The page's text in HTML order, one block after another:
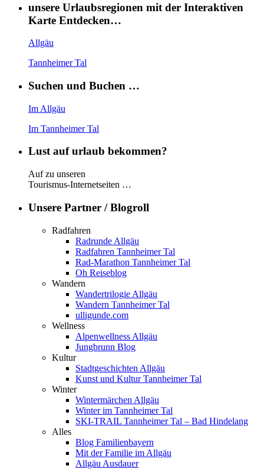
unsere Urlaubsregionen mit der Interaktiven
Karte Entdecken…
Allgäu
Tannheimer Tal
Suchen und Buchen …
Im Allgäu
Im Tannheimer Tal
Lust auf urlaub bekommen?
Auf zu unseren
Tourismus-Internetseiten …
Unsere Partner / Blogroll
Radfahren
Radrunde Allgäu
Radfahren Tannheimer Tal
Rad-Marathon Tannheimer Tal
Oh Reiseblog
Wandern
Wandertrilogie Allgäu
Wandern Tannheimer Tal
ulligunde.com
Wellness
Alpenwellness Allgäu
Jungbrunn Blog
Kultur
Stadtgeschichten Allgäu
Kunst und Kultur Tannheimer Tal
Winter
Wintermärchen Allgäu
Winter im Tannheimer Tal
SKI-TRAIL Tannheimer Tal – Bad Hindelang
Alles
Blog Familienbayern
Mit der Familie im Allgäu
Allgäu Ausdauer